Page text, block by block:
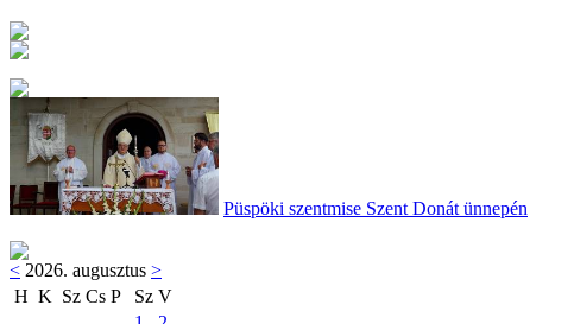
Püspöki szentmise Szent Donát ünnepén
< 2026. augusztus >
H K Sz Cs P Sz V